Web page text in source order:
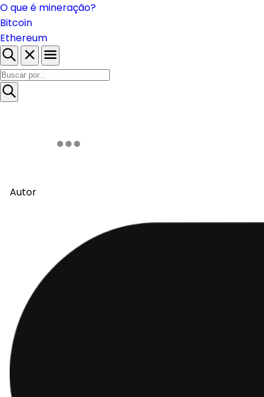
O que é mineração?
Bitcoin
Ethereum
Autor